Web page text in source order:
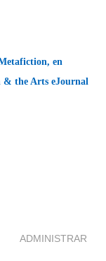
en
& the Arts eJournal
ADMINISTRAR